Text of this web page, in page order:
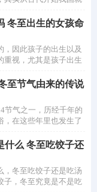
冬至出生的女孩命
，因此孩子的出生以及
重视，尤其是孩子出生
至节气由来的传说
节气之一，历经千年的
，在这些年里也发生了
什么 冬至吃饺子还
，冬至吃饺子还是吃汤
子，冬至究竟是不是吃